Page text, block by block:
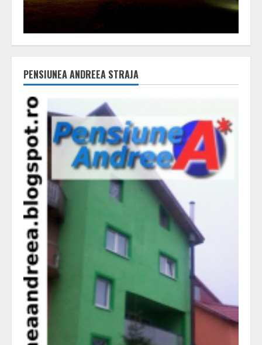
PENSIUNEA ANDREEA STRAJA